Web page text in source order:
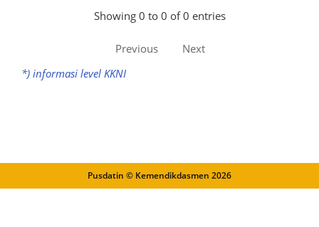
Showing 0 to 0 of 0 entries
Previous
Next
*) informasi level KKNI
Pusdatin © Kemendikdasmen 2026